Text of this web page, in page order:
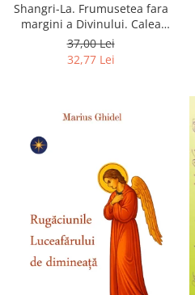
Shangri-La. Frumusetea fara
margini a Divinului. Calea
catre fericire
37,00 Lei
32,77 Lei